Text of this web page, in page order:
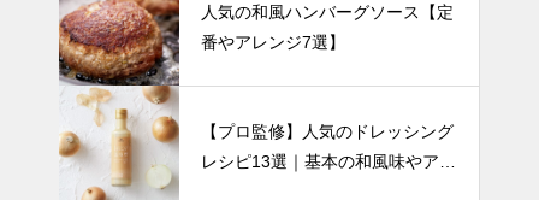
人気の和風ハンバーグソース【定
番やアレンジ7選】
【プロ監修】人気のドレッシング
レシピ13選｜基本の和風味やアレ